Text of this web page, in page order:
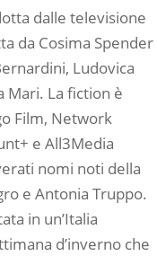
dalle televisione
da Cosima Spender
Ludovica
Mari. La fiction è
Film, Network
e All3Media
nomi noti della
e Antonia Truppo.
in un’Italia
d’inverno che